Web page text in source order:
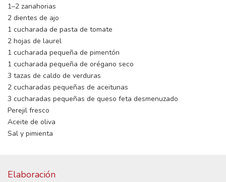
1–2 zanahorias
2 dientes de ajo
1 cucharada de pasta de tomate
2 hojas de laurel
1 cucharada pequeña de pimentón
1 cucharada pequeña de orégano seco
3 tazas de caldo de verduras
2 cucharadas pequeñas de aceitunas
3 cucharadas pequeñas de queso feta desmenuzado
Perejil fresco
Aceite de oliva
Sal y pimienta
Elaboración